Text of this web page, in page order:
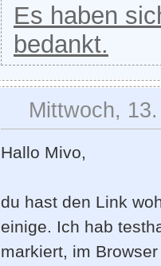
Es haben
bedankt.
Mittwoch,
Hallo Mivo,
du hast den Link
einige. Ich hab
markiert, im